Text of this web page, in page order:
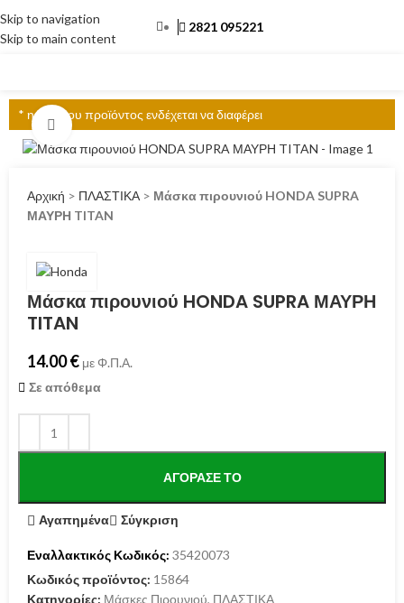
Skip to navigation
Skip to main content
2821 095221
* η τιμή του προϊόντος ενδέχεται να διαφέρει
Click to enlarge
Αρχική > ΠΛΑΣΤΙΚΑ > Μάσκα πιρουνιού HONDA SUPRA
ΜΑΥΡΗ TITAN
Μάσκα πιρουνιού HONDA SUPRA ΜΑΥΡΗ
TITAN
14.00€ με Φ.Π.Α.
Σε απόθεμα
ΑΓΌΡΑΣΕ ΤΟ
Αγαπημένα Σύγκριση
Εναλλακτικός Κωδικός: 35420073
Κωδικός προϊόντος: 15864
Κατηγορίες: Μάσκες Πιρουνιού, ΠΛΑΣΤΙΚΑ